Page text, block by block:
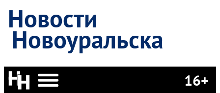
Новости
Новоуральска
16+